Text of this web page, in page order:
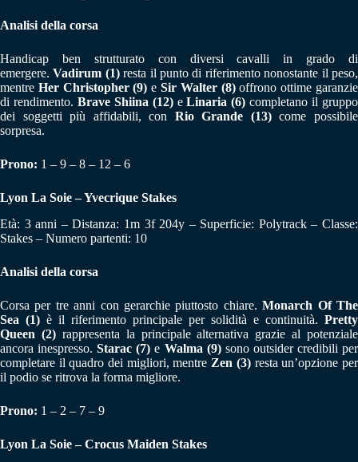
Analisi della corsa
Handicap ben strutturato con diversi cavalli in grado di
emergere.Vadirum (1)resta il punto di riferimento nonostante il peso,
mentre Her Christopher (9) eSir Walter (8)offrono ottime garanzie
di rendimento. Brave Shiina (12)eLinaria (6) completano il gruppo
dei soggetti più affidabili, con Rio Grande (13)come possibile
sorpresa.
Prono: 1 – 9 – 8 – 12 – 6
Lyon La Soie – Yvecrique Stakes
Età: 3 anni – Distanza: 1m 3f 204y – Superficie: Polytrack – Classe:
Stakes – Numero partenti: 10
Analisi della corsa
Corsa per tre anni con gerarchie piuttosto chiare.Monarch Of The
Sea (1) è il riferimento principale per solidità e continuità. Pretty
Queen (2)rappresenta la principale alternativa grazie al potenziale
ancora inespresso.Starac (7) e Walma (9)sono outsider credibili per
completare il quadro dei migliori, mentre Zen (3)resta un’opzione per
il podio se ritrova la forma migliore.
Prono: 1 – 2 – 7 – 9
Lyon La Soie – Crocus Maiden Stakes